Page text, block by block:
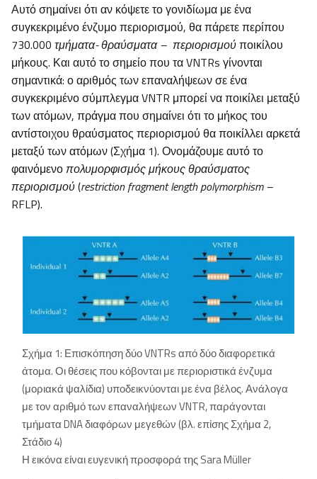
Αυτό σημαίνει ότι αν κόψετε το γονιδίωμα με ένα
συγκεκριμένο ένζυμο περιορισμού, θα πάρετε περίπου
730.000 τμήματα- θραύσματα – περιορισμούποικίλου
μήκους. Και αυτό το σημείο που τα VNTRs γίνονται
σημαντικά: ο αριθμός των επαναλήψεων σε ένα
συγκεκριμένο σύμπλεγμα VNTR μπορεί να ποικίλει μεταξύ
των ατόμων, πράγμα που σημαίνει ότι το μήκος του
αντίστοιχου θραύσματος περιορισμού θα ποικίλλει αρκετά
μεταξύ των ατόμων (Σχήμα 1). Ονομάζουμε αυτό το
φαινόμενοπολυμορφισμός μήκους θραύσματος
περιορισμού(restriction fragment length polymorphism –
RFLP).
Σχήμα 1: Επισκόπηση δύο VNTRs από δύο διαφορετικά
άτομα. Οι θέσεις που κόβονται με περιοριστικά ένζυμα
(μοριακά ψαλίδια) υποδεικνύονται με ένα βέλος. Ανάλογα
με τον αριθμό των επαναλήψεων VNTR, παράγονται
τμήματα DNA διαφόρων μεγεθών (βλ. επίσης Σχήμα 2,
Στάδιο 4)
Η εικόνα είναι ευγενική προσφορά της Sara Müller